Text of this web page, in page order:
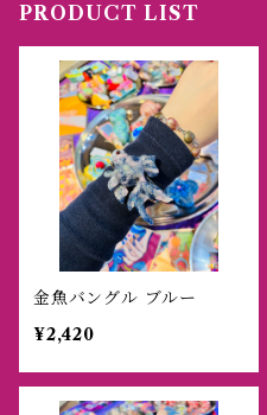
PRODUCT LIST
金魚バングル ブルー
¥2,420